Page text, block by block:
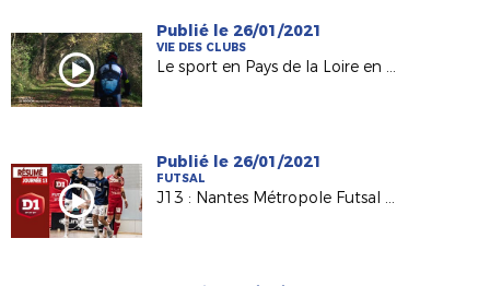
Publié le 26/01/2021
VIE DES CLUBS
Le sport en Pays de la Loire en mode "covidé" et "confiné"
Publié le 26/01/2021
FUTSAL
J13 : Nantes Métropole Futsal - Bethune Futsal (3-3)